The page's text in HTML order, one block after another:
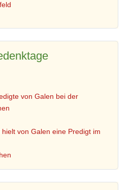
von Galen bei der
von Galen eine Predigt im